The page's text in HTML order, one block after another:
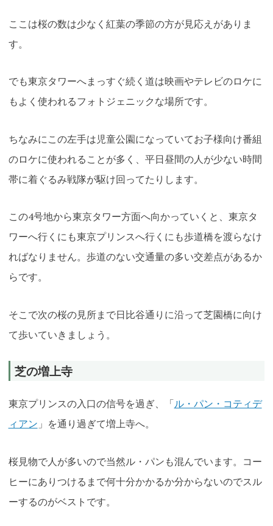
ここは桜の数は少なく紅葉の季節の方が見応えがありま
す。
でも東京タワーへまっすぐ続く道は映画やテレビのロケに
もよく使われるフォトジェニックな場所です。
ちなみにこの左手は児童公園になっていてお子様向け番組
のロケに使われることが多く、平日昼間の人が少ない時間
帯に着ぐるみ戦隊が駆け回ってたりします。
この4号地から東京タワー方面へ向かっていくと、東京タ
ワーへ行くにも東京プリンスへ行くにも歩道橋を渡らなけ
ればなりません。歩道のない交通量の多い交差点があるか
らです。
そこで次の桜の見所まで日比谷通りに沿って芝園橋に向け
て歩いていきましょう。
芝の増上寺
東京プリンスの入口の信号を過ぎ、「ル・パン・コティデ
ィアン 」を通り過ぎて増上寺へ。
桜見物で人が多いので当然ル・パンも混んでいます。コー
ヒーにありつけるまで何十分かかるか分からないのでスル
ーするのがベストです。